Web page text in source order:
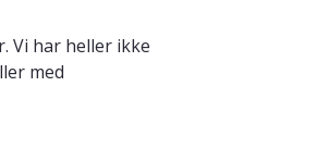
Vi har heller ikke
med